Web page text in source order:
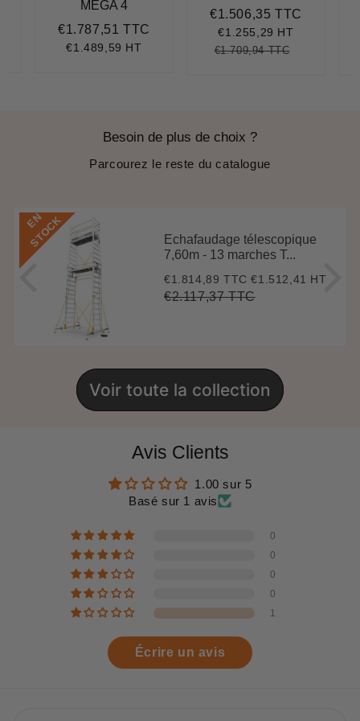
MEGA 4
Prix
régulier
€1.787,51 TTC
€1.489,59 HT
Prix
réduit
€1.506,35 TTC
€1.255,29 HT
Prix
€1.709,94 TTC€1.709,94
Besoin de plus de choix ?
Parcourez le reste du catalogue
E
N
S
T
O
C
K
Echafaudage télescopique
7,60m - 13 marches T...
Prix
réduit
€1.814,89 TTC€1.814,89
€1.512,41 HT
Prix
€2.117,37 TTC€2.117,37
Voir toute la collection
Avis Clients
1.00 sur 5
Basé sur 1 avis
0
0
0
0
1
Écrire un avis